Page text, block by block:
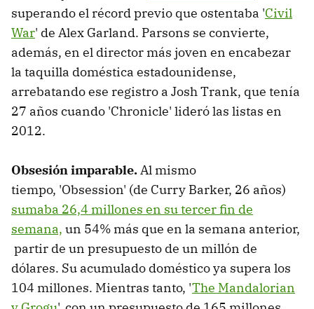
superando el récord previo que ostentaba 'Civil
War' de Alex Garland. Parsons se convierte,
además, en el director más joven en encabezar
la taquilla doméstica estadounidense,
arrebatando ese registro a Josh Trank, que tenía
27 años cuando 'Chronicle' lideró las listas en
2012.
Obsesión imparable.Al mismo
tiempo, 'Obsession' (de Curry Barker, 26 años)
sumaba 26,4 millones en su tercer fin de
semana, un 54% más que en la semana anterior,
partir de un presupuesto de un millón de
dólares. Su acumulado doméstico ya supera los
104 millones. Mientras tanto, 'The Mandalorian